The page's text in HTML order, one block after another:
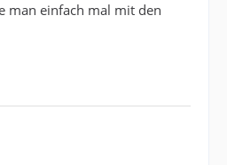
man einfach mal mit den